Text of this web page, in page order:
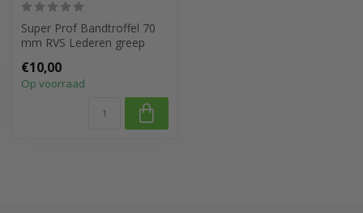
Super Prof Bandtroffel 70
mm RVS Lederen greep
€10,00
Op voorraad